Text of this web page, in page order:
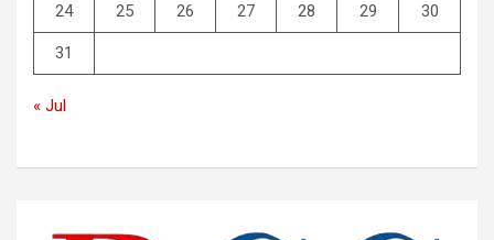
24 25 26 27 28 29 30
31
« Jul